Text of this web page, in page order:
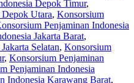
Depok Timur,
Utara, Konsorsium
Penjaminan Indonesia
Jakarta Barat,
Selatan, Konsorsium
, Konsorsium Penjaminan
Penjaminan Indonesia
Indonesia Karawang Barat,